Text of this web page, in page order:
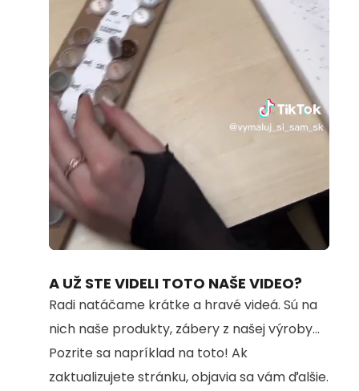
Unmute
100.00%
A UŽ STE VIDELI TOTO NAŠE VIDEO?
Radi natáčame krátke a hravé videá. Sú na
nich naše produkty, zábery z našej výroby...
Pozrite sa napríklad na toto! Ak
zaktualizujete stránku, objavia sa vám ďalšie.